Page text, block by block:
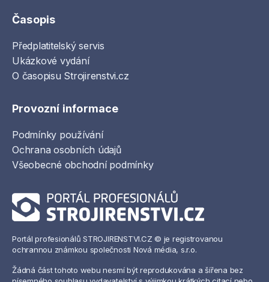
Časopis
Předplatitelský servis
Ukázkové vydání
O časopisu Strojirenstvi.cz
Provozní informace
Podmínky používání
Ochrana osobních údajů
Všeobecné obchodní podmínky
Portál profesionálů STROJIRENSTVI.CZ © je registrovanou
ochrannou známkou společnosti Nová média, s.r.o.
Žádná část tohoto webu nesmí být reprodukována a šířena bez